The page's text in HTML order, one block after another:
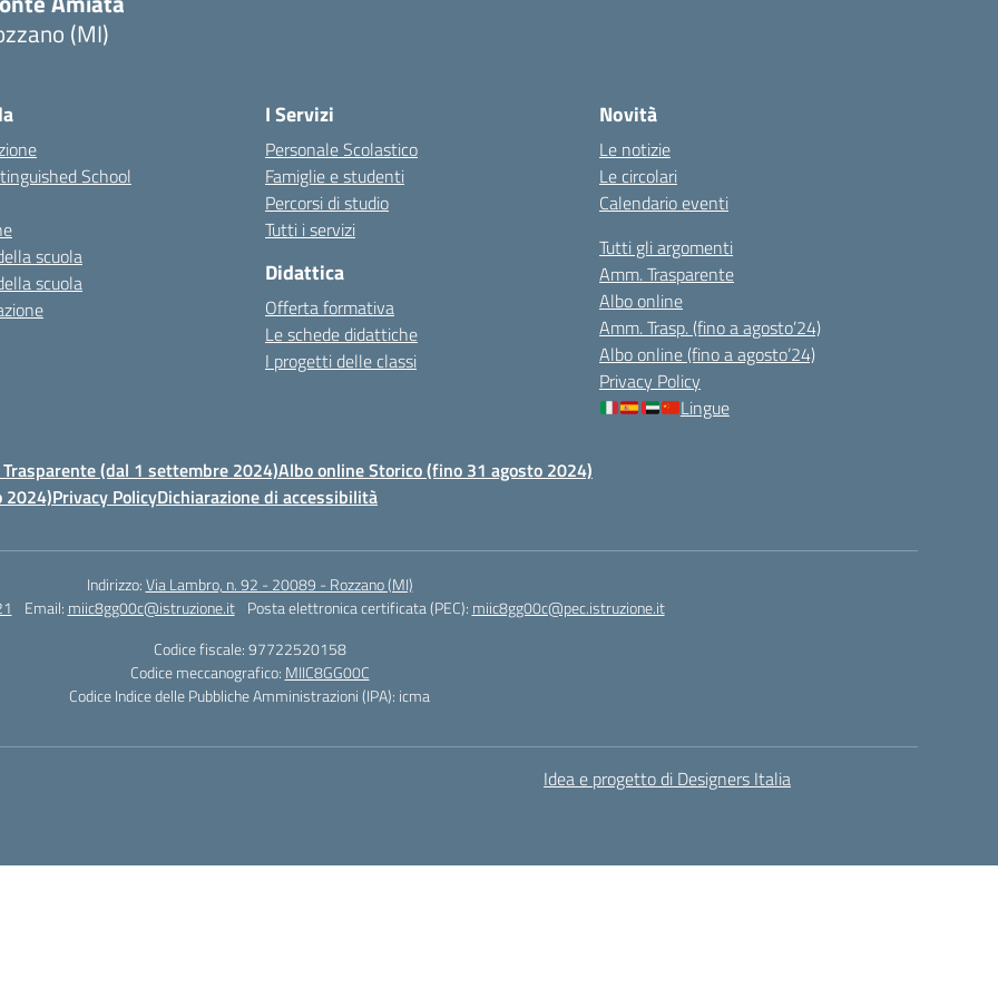
(MI)
School
scuola
scuola
I Servizi
Personale Scolastico
Famiglie e studenti
Percorsi di studio
Tutti i servizi
Didattica
Offerta formativa
Le schede didattiche
I progetti delle classi
Novità
Le notizie
Le circolari
Calendario eventi
Tutti gli argomenti
Amm. Trasparente
Albo online
Amm. Trasp. (fino a agosto’24)
Albo online (fino a agosto’24)
Privacy Policy
Lingue
(dal 1 settembre 2024)Albo online Storico (fino 31 agosto 2024)
2024)Privacy PolicyDichiarazione di accessibilità
Indirizzo:Via Lambro, n. 92 - 20089 - Rozzano (MI)
Email: miic8gg00c@istruzione.it Posta elettronica certificata (PEC): miic8gg00c@pec.istruzione.it
Codice fiscale: 97722520158
Codice meccanografico: MIIC8GG00C
Codice Indice delle Pubbliche Amministrazioni (IPA): icma
Idea e progetto di Designers Italia